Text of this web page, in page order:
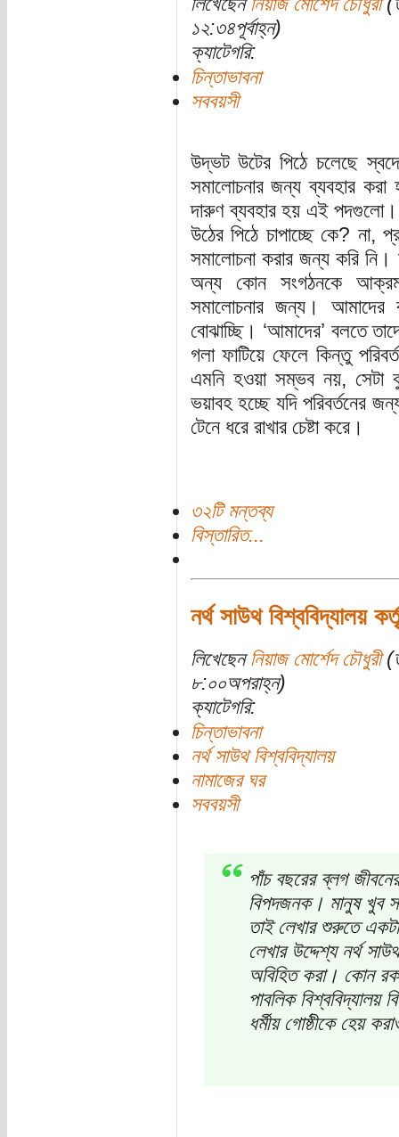
১২:৩৪পূর্বাহ্ন)
ক্যাটেগরি:
চিন্তাভাবনা
সববয়সী
উদ্ভট উটের পিঠে চলেছে
সমালোচনার জন্য ব্যবহার
দারুণ ব্যবহার হয় এই পদগুলো।
উঠের পিঠে চাপাচ্ছে কে? না,
সমালোচনা করার জন্য করি
অন্য কোন সংগঠনকে
সমালোচনার জন্য। আমাদের
বোঝাচ্ছি। ‘আমাদের’ বলতে
গলা ফাটিয়ে ফেলে কিন্তু
এমনি হওয়া সম্ভব নয়, সেটা
ভয়াবহ হচ্ছে যদি পরিবর্তনের
টেনে ধরে রাখার চেষ্টা করে।
৩২টি মন্তব্য
বিস্তারিত...
নর্থ সাউথ বিশ্ববিদ্যালয়
লিখেছেন নিয়াজ মোর্শেদ চৌধুরী
৮:০০অপরাহ্ন)
ক্যাটেগরি:
চিন্তাভাবনা
নর্থ সাউথ বিশ্ববিদ্যালয়
নামাজের ঘর
সববয়সী
পাঁচ বছরের ব্লগ
বিপদজনক। মানুষ খুব
তাই লেখার শুরুতে
লেখার উদ্দেশ্য নর্থ
অবিহিত করা। কোন
পাবলিক বিশ্ববিদ্যালয়
ধর্মীয় গোষ্ঠীকে হেয়